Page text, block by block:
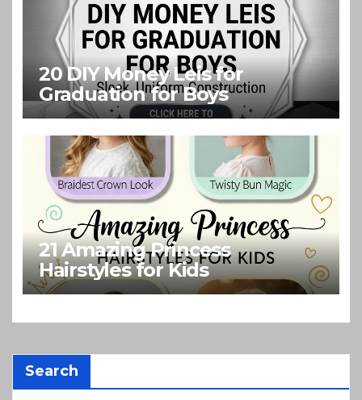
20 DIY Money Leis for
Graduation for Boys
21 Amazing Princess
Hairstyles for Kids
Search